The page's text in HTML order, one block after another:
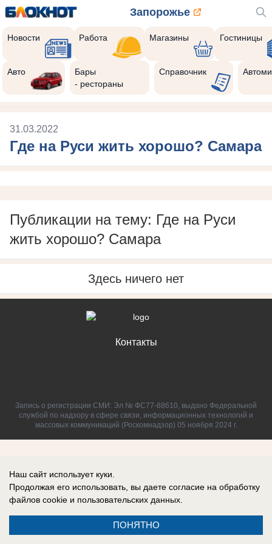
Запорожье
Новости Работа Магазины Гостиницы
Авто
Бары
- рестораны
Справочник
31.03.2022
Где на Руси жить хорошо? Самара
Публикации на тему: Где на Руси
жить хорошо? Самара
Здесь ничего нет
Контакты
Запись о регистрации СМИ: Эл № ФС77-88610, выдано Федеральной
службой по надзору в сфере связи, информационных технологий и
массовых коммуникаций (Роскомнадзор) 05 ноября 2024 г.
Наш сайт использует куки.
Продолжая его использовать, вы даете согласие на обработку
файлов cookie и пользовательских данных.
ПОНЯТНО